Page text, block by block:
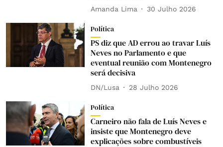
Amanda Lima 30 Julho 2026
Política
PS diz que AD errou ao travar Luís
Neves no Parlamento e que
eventual reunião com Montenegro
será decisiva
DN/Lusa 28 Julho 2026
Política
Carneiro não fala de Luís Neves e
insiste que Montenegro deve
explicações sobre combustíveis